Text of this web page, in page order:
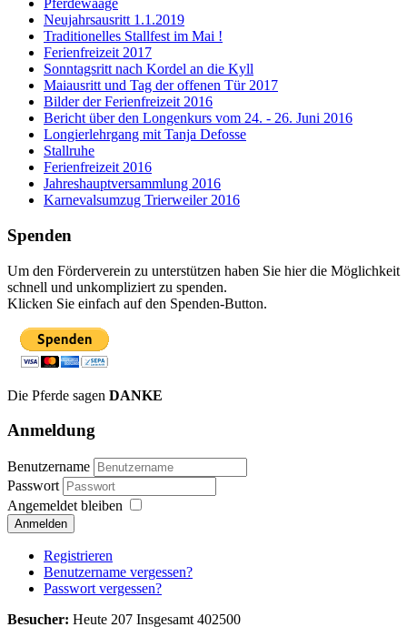
Pferdewaage
Neujahrsausritt 1.1.2019
Traditionelles Stallfest im Mai !
Ferienfreizeit 2017
Sonntagsritt nach Kordel an die Kyll
Maiausritt und Tag der offenen Tür 2017
Bilder der Ferienfreizeit 2016
Bericht über den Longenkurs vom 24. - 26. Juni 2016
Longierlehrgang mit Tanja Defosse
Stallruhe
Ferienfreizeit 2016
Jahreshauptversammlung 2016
Karnevalsumzug Trierweiler 2016
Spenden
Um den Förderverein zu unterstützen haben Sie hier die Möglichkeit
schnell und unkompliziert zu spenden.
Klicken Sie einfach auf den Spenden-Button.
Die Pferde sagen DANKE
Anmeldung
Benutzername
Passwort
Angemeldet bleiben
Anmelden
Registrieren
Benutzername vergessen?
Passwort vergessen?
Besucher: Heute 207 Insgesamt 402500